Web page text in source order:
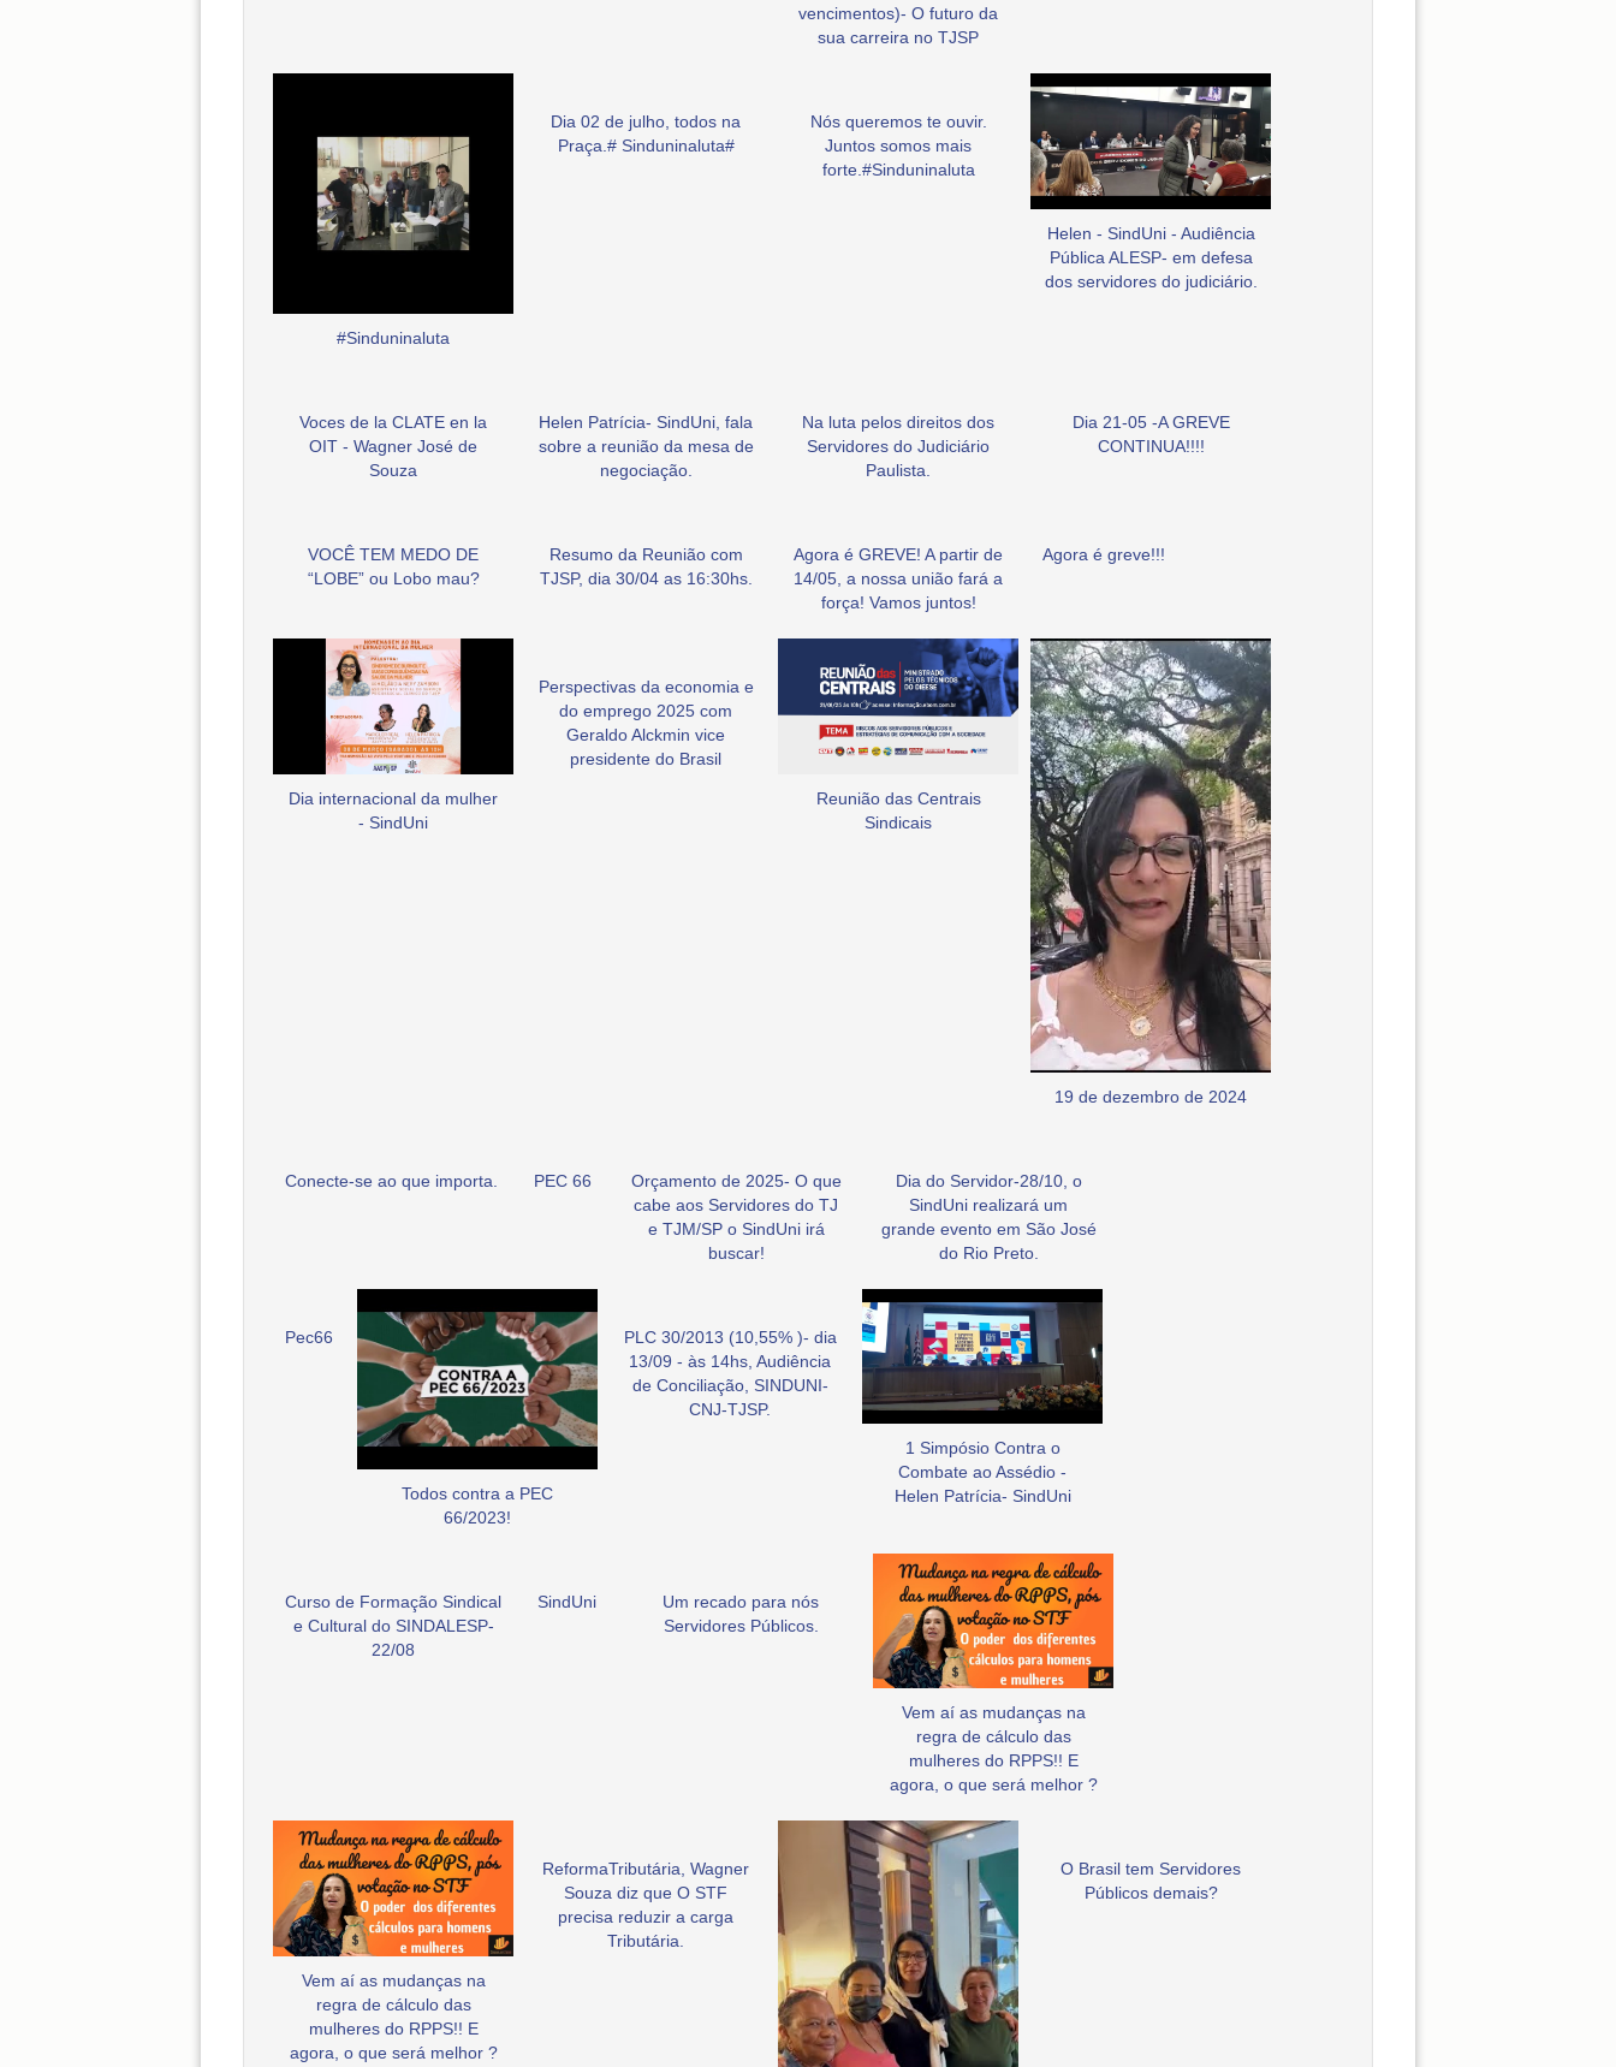
vencimentos)- O futuro da
sua carreira no TJSP
#Sinduninaluta
Dia 02 de julho, todos na
Praça.# Sinduninaluta#
Nós queremos te ouvir.
Juntos somos mais
forte.#Sinduninaluta
Helen - SindUni - Audiência
Pública ALESP- em defesa
dos servidores do judiciário.
Voces de la CLATE en la
OIT - Wagner José de
Souza
Helen Patrícia- SindUni, fala
sobre a reunião da mesa de
negociação.
Na luta pelos direitos dos
Servidores do Judiciário
Paulista.
Dia 21-05 -A GREVE
CONTINUA!!!!
VOCÊ TEM MEDO DE
“LOBE” ou Lobo mau?
Resumo da Reunião com
TJSP, dia 30/04 as 16:30hs.
Agora é GREVE! A partir de
14/05, a nossa união fará a
força! Vamos juntos!
Agora é greve!!!
Dia internacional da mulher
- SindUni
Perspectivas da economia e
do emprego 2025 com
Geraldo Alckmin vice
presidente do Brasil
Reunião das Centrais
Sindicais
19 de dezembro de 2024
Conecte-se ao que importa. PEC 66
Orçamento de 2025- O que
cabe aos Servidores do TJ
e TJM/SP o SindUni irá
buscar!
Dia do Servidor-28/10, o
SindUni realizará um
grande evento em São José
do Rio Preto.
Pec66
Todos contra a PEC
66/2023!
PLC 30/2013 (10,55% )- dia
13/09 - às 14hs, Audiência
de Conciliação, SINDUNI-
CNJ-TJSP.
1 Simpósio Contra o
Combate ao Assédio -
Helen Patrícia- SindUni
Curso de Formação Sindical
e Cultural do SINDALESP-
22/08
SindUni
Um recado para nós
Servidores Públicos.
Vem aí as mudanças na
regra de cálculo das
mulheres do RPPS!! E
agora, o que será melhor ?
Vem aí as mudanças na
regra de cálculo das
mulheres do RPPS!! E
agora, o que será melhor ?
ReformaTributária, Wagner
Souza diz que O STF
precisa reduzir a carga
Tributária.
O Brasil tem Servidores
Públicos demais?